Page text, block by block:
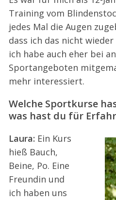
Training vom
jedes Mal die Augen
dass ich das nicht
ich habe auch eher bei
Sportangeboten
mehr interessiert.
Welche Sportkurse
was hast du für
Laura: Ein Kurs
hieß Bauch,
Beine, Po. Eine
Freundin und
ich haben uns